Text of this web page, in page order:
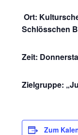
Ort:
Schlösschen
Zeit:
Zielgruppe:
Zum